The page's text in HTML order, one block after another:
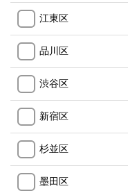
江東区
品川区
渋谷区
新宿区
杉並区
墨田区